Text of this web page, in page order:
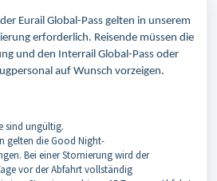
Eurail Global-Pass gelten in unserem
erforderlich. Reisende müssen die
und den Interrail Global-Pass oder
auf Wunsch vorzeigen.
sind ungültig.
gelten die Good Night-
Bei einer Stornierung wird der
vor der Abfahrt vollständig